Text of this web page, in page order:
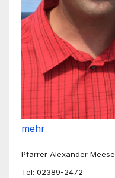
mehr
Pfarrer Alexander Meese
Tel: 02389-2472